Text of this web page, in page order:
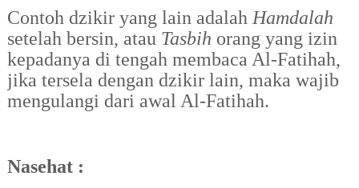
Contoh dzikir yang lain adalah Hamdalah
setelah bersin, atau Tasbih orang yang izin
kepadanya di tengah membaca Al-Fatihah,
jika tersela dengan dzikir lain, maka wajib
mengulangi dari awal Al-Fatihah.
Nasehat :